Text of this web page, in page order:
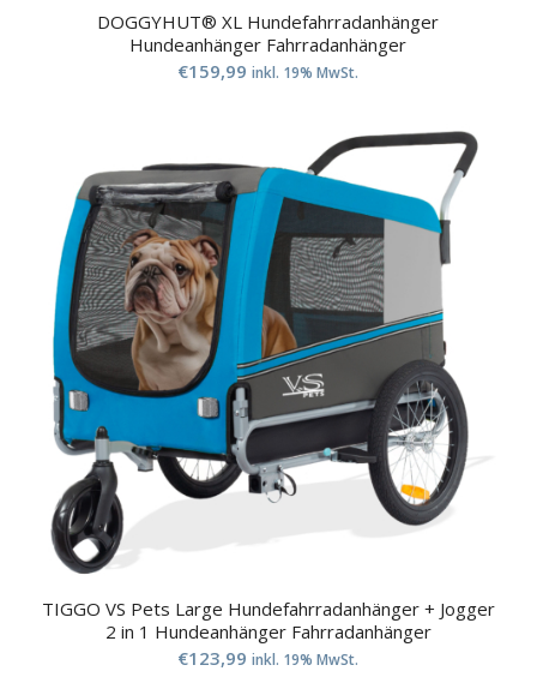
DOGGYHUT® XL Hundefahrradanhänger
Hundeanhänger Fahrradanhänger
€159,99 inkl. 19% MwSt.
TIGGO VS Pets Large Hundefahrradanhänger + Jogger
2 in 1 Hundeanhänger Fahrradanhänger
€123,99 inkl. 19% MwSt.